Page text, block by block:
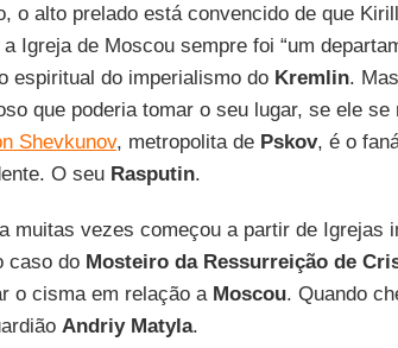
o alto prelado está convencido de que
Igreja de Moscou sempre foi “um
espiritual do imperialismo do Kremlin.
que poderia tomar o seu lugar, se ele se
Shevkunov, metropolita de Pskov, é o
O seu Rasputin.
muitas vezes começou a partir de Igrejas
caso do Mosteiro da Ressurreição de
o cisma em relação a Moscou. Quando
Andriy Matyla.